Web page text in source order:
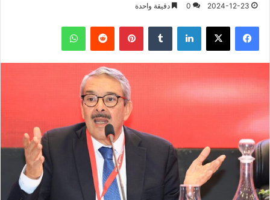
2024-12-23
0 دقيقة واحدة
فيسبوك X لينكدإن بينتيريست واتساب